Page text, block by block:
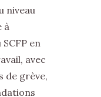
niveau
à
en
avec
de grève,